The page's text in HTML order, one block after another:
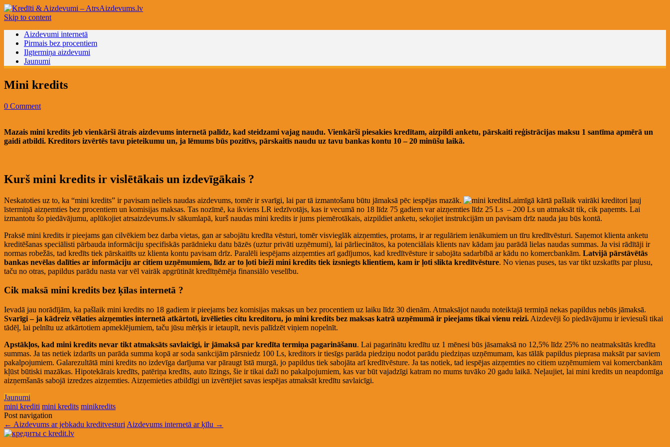
Skip to content
Aizdevumi internetā
Pirmais bez procentiem
Ilgtermiņa aizdevumi
Jaunumi
Mini kredits
0 Comment
Mazais mini kredits jeb vienkārši ātrais aizdevums internetā palīdz, kad steidzami vajag naudu. Vienkārši piesakies kredītam, aizpildi anketu, pārskaiti reģistrācijas maksu 1 santīma apmērā un
gaidi atbildi. Kreditors izvērtēs tavu pieteikumu un, ja lēmums būs pozitīvs, pārskaitīs naudu uz tavu bankas kontu 10 – 20 minūšu laikā.
Kurš mini kredits ir vislētākais un izdevīgākais ?
Neskatoties uz to, ka “mini kredits” ir pavisam neliels naudas aizdevums, tomēr ir svarīgi, lai par tā izmantošanu būtu jāmaksā pēc iespējas mazāk.
Laimīgā kārtā pašlaik vairāki kreditori ļauj
īstermiņā aizņemties bez procentiem un komisijas maksas. Tas nozīmē, ka ikviens LR iedzīvotājs, kas ir vecumā no 18 līdz 75 gadiem var aizņemties līdz 25 Ls – 200 Ls un atmaksāt tik, cik paņemts. Lai
izmantotu šo piedāvājumu, aplūkojiet atrsaizdevums.lv sākumlapā, kurš naudas mini kredits ir jums piemērotākais, aizpildiet anketu, sekojiet instrukcijām un pavisam drīz nauda jau būs kontā.
Praksē mini kredits ir pieejams gan cilvēkiem bez darba vietas, gan ar sabojātu kredīta vēsturi, tomēr visvieglāk aizņemties, protams, ir ar regulāriem ienākumiem un tīru kredītvēsturi. Saņemot klienta anketu
kreditēšanas speciālisti pārbauda informāciju specifiskās parādnieku datu bāzēs (uztur privāti uzņēmumi), lai pārliecinātos, ka potenciālais klients nav kādam jau parādā lielas naudas summas. Ja visi rādītāji ir
normas robežās, tad kredīts tiek pārskaitīts uz klienta kontu pavisam drīz. Paralēli iespējams aizņemties arī gadījumos, kad kredītvēsture ir sabojāta sadarbībā ar kādu no komercbankām. Latvijā pārstāvētās
bankas nevēlas dalīties ar informāciju ar citiem uzņēmumiem, līdz ar to ļoti bieži mini kredits tiek izsniegts klientiem, kam ir ļoti slikta kredītvēsture. No vienas puses, tas var tikt uzskatīts par plusu,
taču no otras, papildus parādu nasta var vēl vairāk apgrūtināt kredītņēmēja finansiālo veselību.
Cik maksā mini kredits bez ķīlas internetā ?
Ievadā jau norādījām, ka pašlaik mini kredits no 18 gadiem ir pieejams bez komisijas maksas un bez procentiem uz laiku līdz 30 dienām. Atmaksājot naudu noteiktajā termiņā nekas papildus nebūs jāmaksā.
Svarīgi – ja kādreiz vēlaties aizņemties internetā atkārtoti, izvēlieties citu kreditoru, jo mini kredits bez maksas katrā uzņēmumā ir pieejams tikai vienu reizi. Aizdevēji šo piedāvājumu ir ieviesuši tikai
tādēļ, lai pelnītu uz atkārtotiem apmeklējumiem, taču jūsu mērķis ir ietaupīt, nevis palīdzēt viņiem nopelnīt.
Apstākļos, kad mini kredits nevar tikt atmaksāts savlaicīgi, ir jāmaksā par kredīta termiņa pagarināšanu. Lai pagarinātu kredītu uz 1 mēnesi būs jāsamaksā no 12,5% līdz 25% no neatmaksātās kredīta
summas. Ja tas netiek izdarīts un parāda summa kopā ar soda sankcijām pārsniedz 100 Ls, kreditors ir tiesīgs parāda piedziņu nodot parādu piedziņas uzņēmumam, kas tālāk papildus pieprasa maksāt par saviem
pakalpojumiem. Galarezultātā mini kredits no izdevīga darījuma var pāraugt īstā murgā, jo papildus tiek sabojāta arī kredītvēsture. Ja tas notiek, tad iespējas aizņemties no citiem uzņēmumiem vai komercbankām
kļūst būtiski mazākas. Hipotekārais kredīts, patēriņa kredīts, auto līzings, šie ir tikai daži no pakalpojumiem, kas var būt vajadzīgi katram no mums tuvāko 20 gadu laikā. Neļaujiet, lai mini kredits un neapdomīga
aizņemšanās sabojā izredzes aizņemties. Aizņemieties atbildīgi un izvērtējiet savas iespējas atmaksāt kredītu savlaicīgi.
Jaunumi
mini krediti mini kredits minikredits
Post navigation
← Aizdevums ar jebkadu kreditvesturi Aizdevums internetā ar ķīlu →